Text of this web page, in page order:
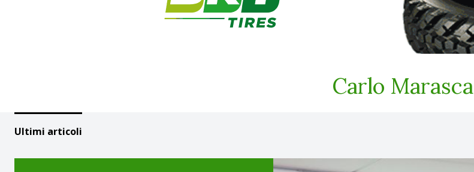
Carlo Marasca
Ultimi articoli